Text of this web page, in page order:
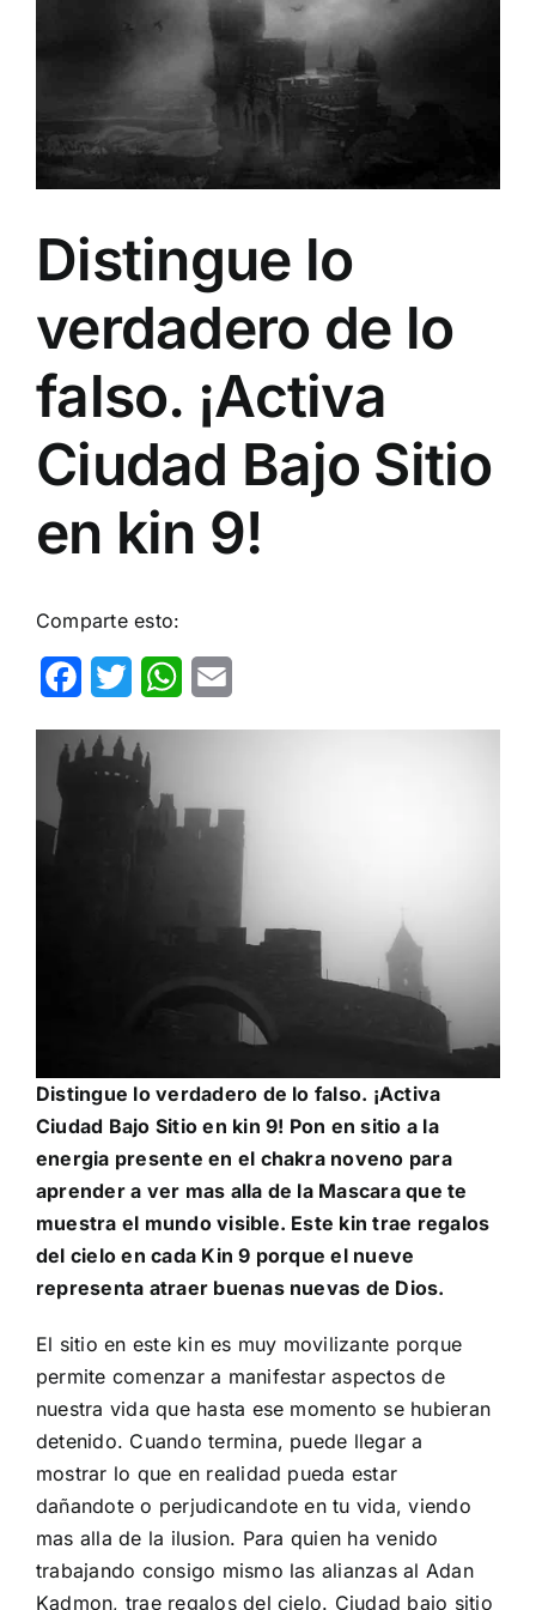
Distingue lo
verdadero de lo
falso. ¡Activa
Ciudad Bajo Sitio
en kin 9!
Comparte esto:
Facebook
Twitter WhatsApp
Distingue lo verdadero de lo falso. ¡Activa
Ciudad Bajo Sitio en kin 9! Pon en sitio a la
energia presente en el chakra noveno para
aprender a ver mas alla de la Mascara que te
muestra el mundo visible. Este kin trae regalos
del cielo en cada Kin 9 porque el nueve
representa atraer buenas nuevas de Dios.
El sitio en este kin es muy movilizante porque
permite comenzar a manifestar aspectos de
nuestra vida que hasta ese momento se hubieran
detenido. Cuando termina, puede llegar a
mostrar lo que en realidad pueda estar
dañandote o perjudicandote en tu vida, viendo
mas alla de la ilusion. Para quien ha venido
trabajando consigo mismo las alianzas al Adan
Kadmon, trae regalos del cielo. Ciudad bajo sitio